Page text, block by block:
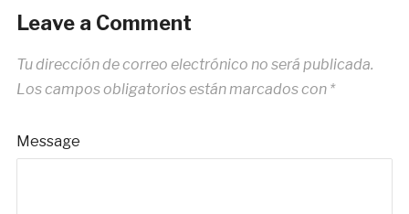
Leave a Comment
Tu dirección de correo electrónico no será publicada.
Los campos obligatorios están marcados con *
Message